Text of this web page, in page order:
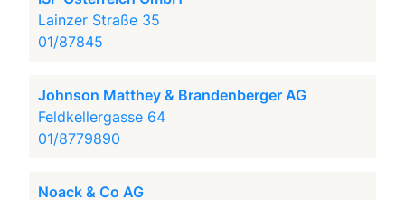
Lainzer Straße 35
01/87845
Johnson Matthey & Brandenberger AG
Feldkellergasse 64
01/8779890
Noack & Co AG